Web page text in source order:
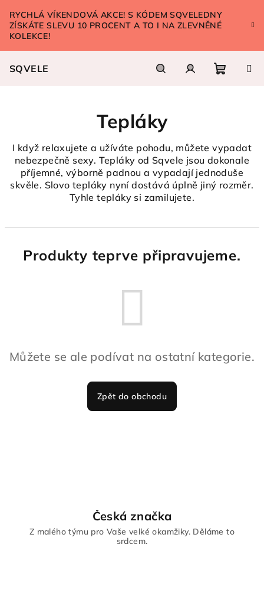
obsah
RYCHLÁ VÍKENDOVÁ AKCE! S KÓDEM SQVELEDNY
ZÍSKÁTE SLEVU 10 PROCENT A TO I NA ZLEVNĚNÉ
KOLEKCE!
SQVELE
Tepláky
I když relaxujete a užíváte pohodu, můžete vypadat
nebezpečně sexy. Tepláky od Sqvele jsou dokonale
příjemné, výborně padnou a vypadají jednoduše
skvěle. Slovo tepláky nyní dostává úplně jiný rozměr.
Tyhle tepláky si zamilujete.
Produkty teprve připravujeme.
Můžete se ale podívat na ostatní kategorie.
Zpět do obchodu
Česká značka
Z malého týmu pro Vaše velké okamžiky. Děláme to
srdcem.